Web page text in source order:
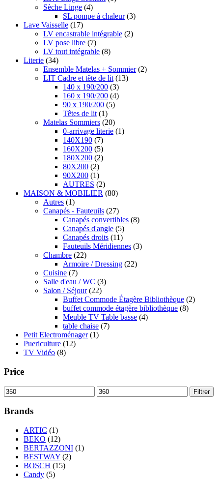
Sèche Linge (4)
SL pompe à chaleur (3)
Lave Vaisselle (17)
LV encastrable intégrable (2)
LV pose libre (7)
LV tout intégrable (8)
Literie (34)
Ensemble Matelas + Sommier (2)
LIT Cadre et tête de lit (13)
140 x 190/200 (3)
160 x 190/200 (4)
90 x 190/200 (5)
Têtes de lit (1)
Matelas Sommiers (20)
0-arrivage literie (1)
140X190 (7)
160X200 (5)
180X200 (2)
80X200 (2)
90X200 (1)
AUTRES (2)
MAISON & MOBILIER (80)
Autres (1)
Canapés - Fauteuils (27)
Canapés convertibles (8)
Canapés d'angle (5)
Canapés droits (11)
Fauteuils Méridiennes (3)
Chambre (22)
Armoire / Dressing (22)
Cuisine (7)
Salle d'eau / WC (3)
Salon / Séjour (22)
Buffet Commode Étagère Bibliothèque (2)
buffet commode étagère bibliothèque (8)
Meuble TV Table basse (4)
table chaise (7)
Petit Electroménager (1)
Puericulture (12)
TV Vidéo (8)
Price
Prix
min
Prix
max
Filtrer
Brands
ARTIC (1)
BEKO (12)
BERTAZZONI (1)
BESTWAY (2)
BOSCH (15)
Candy (5)